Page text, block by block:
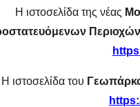
SHARE ON TWITTER
Η ιστοσελίδα της νέας
Η ιστοσελίδα του